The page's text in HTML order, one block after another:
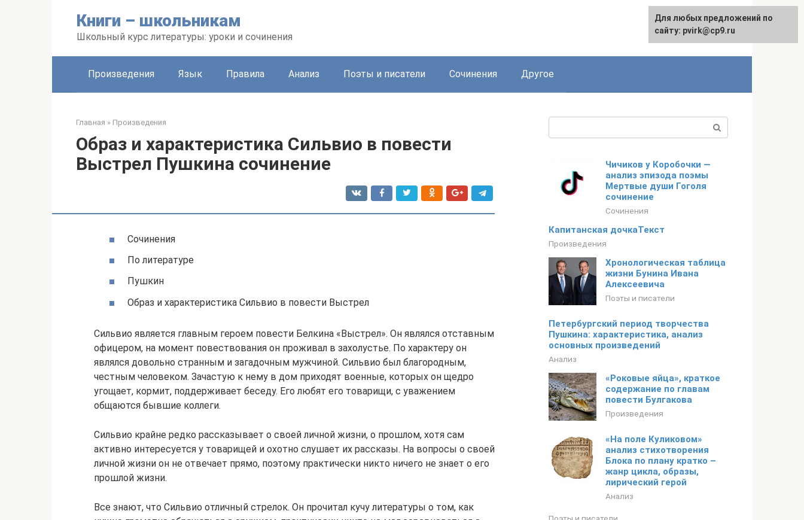
Книги – школьникам
Школьный курс литературы: уроки и сочинения
English
Произведения Язык Правила Анализ Поэты и писатели Сочинения Другое
Главная » Произведения
Образ и характеристика Сильвио в повести
Выстрел Пушкина сочинение
Сочинения
По литературе
Пушкин
Образ и характеристика Сильвио в повести Выстрел
Сильвио является главным героем повести Белкина «Выстрел». Он являлся отставным
офицером, на момент повествования он проживал в захолустье. По характеру он
являлся довольно странным и загадочным мужчиной. Сильвио был благородным,
честным человеком. Зачастую к нему в дом приходят военные, которых он щедро
угощает, кормит, поддерживает беседу. Его любят его товарищи, с уважением
общаются бывшие коллеги.
Сильвио крайне редко рассказывает о своей личной жизни, о прошлом, хотя сам
активно интересуется у товарищей и охотно слушает их рассказы. На вопросы о своей
личной жизни он не отвечает прямо, поэтому практически никто ничего не знает о его
прошлой жизни.
Все знают, что Сильвио отличный стрелок. Он прочитал кучу литературы о том, как
Чичиков у Коробочки —
анализ эпизода поэмы
Мертвые души Гоголя
сочинение
Сочинения
Капитанская дочкаТекст
Произведения
Хронологическая таблица
жизни Бунина Ивана
Алексеевича
Поэты и писатели
Петербургский период творчества
Пушкина: характеристика, анализ
основных произведений
Анализ
«Роковые яйца», краткое
содержание по главам
повести Булгакова
Произведения
«На поле Куликовом»
анализ стихотворения
Блока по плану кратко –
жанр цикла, образы,
лирический герой
Анализ
Для любых предложений по
сайту: pvirk@cp9.ru